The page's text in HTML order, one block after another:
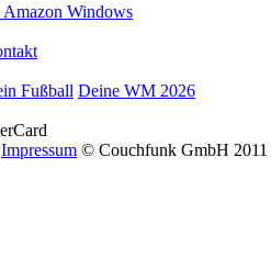
Amazon Windows
Fußball Deine WM 2026
Impressum © Couchfunk GmbH 2011